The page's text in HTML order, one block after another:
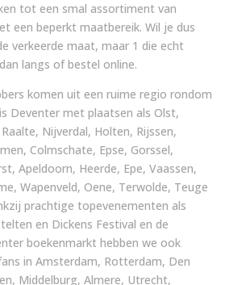
tot een smal assortiment van
een beperkt maatbereik. Wil je dus
verkeerde maat, maar 1 die echt
langs of bestel online.
komen uit een ruime regio rondom
Deventer met plaatsen als Olst,
Nijverdal, Holten, Rijssen,
Colmschate, Epse, Gorssel,
Apeldoorn, Heerde, Epe, Vaassen,
Wapenveld, Oene, Terwolde, Teuge
prachtige topevenementen als
en Dickens Festival en de
boekenmarkt hebben we ook
in Amsterdam, Rotterdam, Den
Middelburg, Almere, Utrecht,